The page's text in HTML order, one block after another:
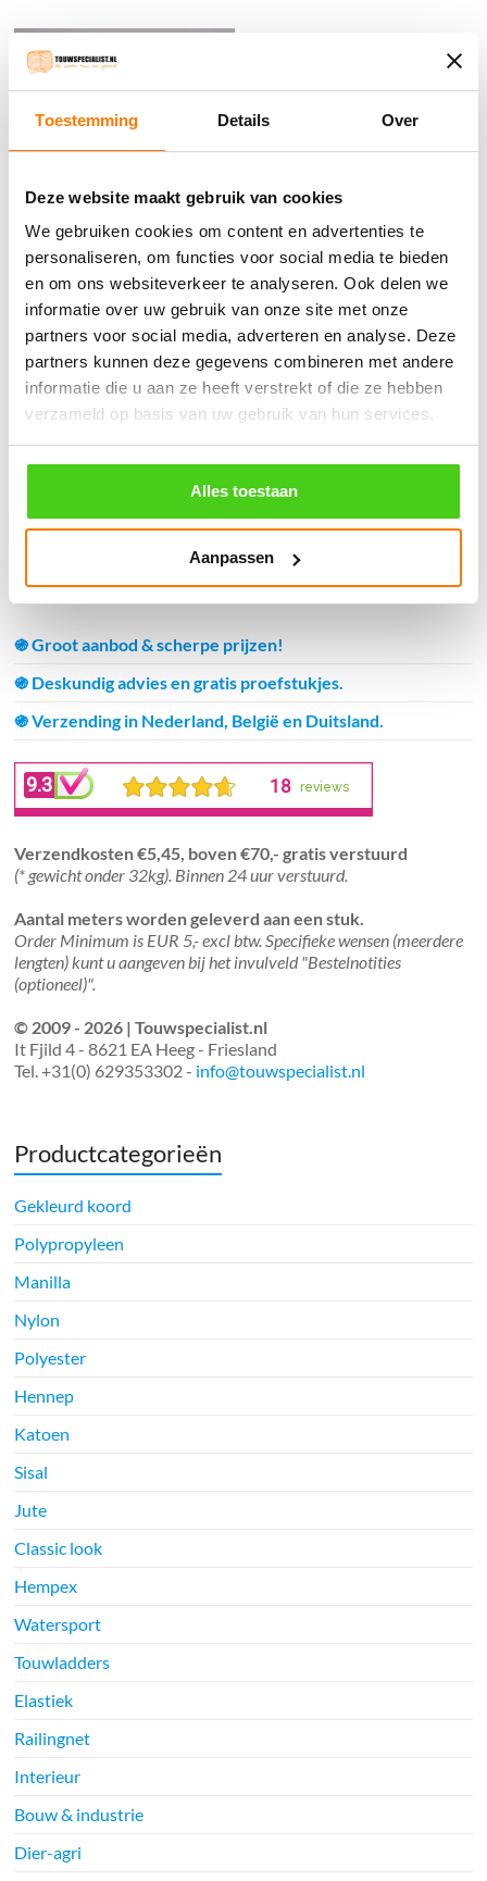
Toestemming Details Over
Deze website maakt gebruik van cookies
We gebruiken cookies om content en advertenties te
personaliseren, om functies voor social media te bieden
en om ons websiteverkeer te analyseren. Ook delen we
informatie over uw gebruik van onze site met onze
partners voor social media, adverteren en analyse. Deze
partners kunnen deze gegevens combineren met andere
informatie die u aan ze heeft verstrekt of die ze hebben
verzameld op basis van uw gebruik van hun services.
Alles toestaan
Aanpassen
20MM Wit Koord (per
meter)
4.24incl. BTW
Bestel nu
20MM Zwart Koord (per
meter)
€3.39incl. BTW
Bestel nu
Winkelmand
֍ Groot aanbod & scherpe prijzen!
֍ Deskundig advies en gratis proefstukjes.
֍ Verzending in Nederland, België en Duitsland.
Verzendkosten €5,45, boven €70,- gratis verstuurd
(* gewicht onder 32kg). Binnen 24 uur verstuurd.
Aantal meters worden geleverd aan een stuk.
Order Minimum is EUR 5,- excl btw. Specifieke wensen (meerdere
lengten) kunt u aangeven bij het invulveld "Bestelnotities
(optioneel)".
© 2009 - 2026 | Touwspecialist.nl
It Fjild 4 - 8621 EA Heeg - Friesland
Tel. +31(0) 629353302 - info@touwspecialist.nl
Productcategorieën
Gekleurd koord
Polypropyleen
Manilla
Nylon
Polyester
Hennep
Katoen
Sisal
Jute
Classic look
Hempex
Watersport
Touwladders
Elastiek
Railingnet
Interieur
Bouw & industrie
Dier-agri